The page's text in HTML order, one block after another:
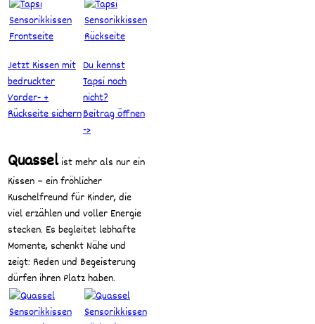
Jetzt Kissen mit
bedruckter
Vorder- +
Rückseite sichern
Du kennst
Tapsi noch
nicht?
Beitrag öffnen
->
Quasselist mehr als nur ein
Kissen – ein fröhlicher
Kuschelfreund für Kinder, die
viel erzählen und voller Energie
stecken. Es begleitet lebhafte
Momente, schenkt Nähe und
zeigt: Reden und Begeisterung
dürfen ihren Platz haben.